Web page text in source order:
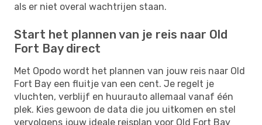
als er niet overal wachtrijen staan.
Start het plannen van je reis naar Old
Fort Bay direct
Met Opodo wordt het plannen van jouw reis naar Old
Fort Bay een fluitje van een cent. Je regelt je
vluchten, verblijf en huurauto allemaal vanaf één
plek. Kies gewoon de data die jou uitkomen en stel
vervolgens jouw ideale reisplan voor Old Fort Bay